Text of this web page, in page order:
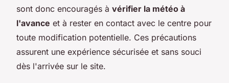
sont donc encouragés à vérifier la météo à
l'avance et à rester en contact avec le centre pour
toute modification potentielle. Ces précautions
assurent une expérience sécurisée et sans souci
dès l'arrivée sur le site.